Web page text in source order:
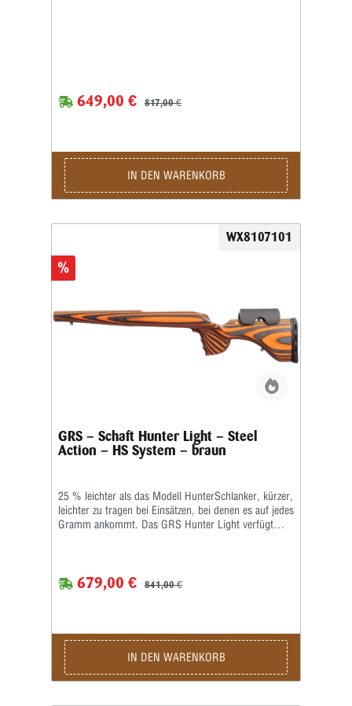
649,00 € 817,00 €
IN DEN WARENKORB
%
WX8107101
GRS – Schaft Hunter Light – Steel
Action – HS System – braun
25 % leichter als das Modell HunterSchlanker, kürzer,
leichter zu tragen bei Einsätzen, bei denen es auf jedes
Gramm ankommt. Das GRS Hunter Light verfügt
Schaftbacke mit einem einfachen Druckknopf im
Handumdrehen verstellen können – ein
tragen. Ein Knopfdruck, einstellen, schießen.GRS
Hunter Light: perfekt für den Jäger, der eine leichtere,
kleinere Version der GRS-Laminatschäfte wünscht.
679,00 € 841,00 €
IN DEN WARENKORB